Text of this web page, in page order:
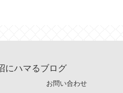
にハマるブログ
お問い合わせ